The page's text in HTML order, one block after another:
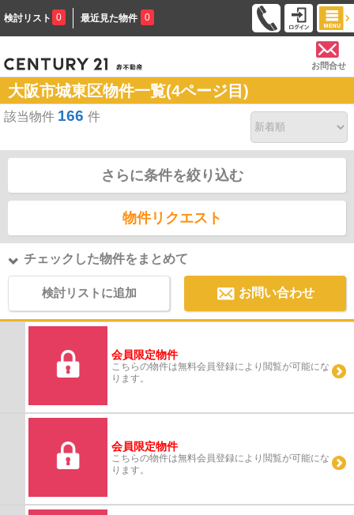
検討リスト 0 最近見た物件 0
お問合せ
大阪市城東区物件一覧(4ページ目)
該当物件 166 件
さらに条件を絞り込む
物件リクエスト
チェックした物件をまとめて
検討リストに追加 お問い合わせ
会員限定物件
こちらの物件は無料会員登録により閲覧が可能にな
ります。
会員限定物件
こちらの物件は無料会員登録により閲覧が可能にな
ります。